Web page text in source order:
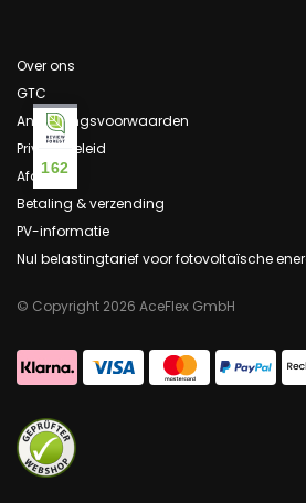
Over ons
GTC
Annuleringsvoorwaarden
Privacybeleid
Afdruk
Betaling & verzending
PV-informatie
Nul belastingtarief voor fotovoltaïsche
© Copyright 2026 AceFlex GmbH
162